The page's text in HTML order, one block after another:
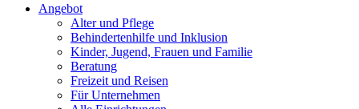
Angebot
Alter und Pflege
Behindertenhilfe und Inklusion
Kinder, Jugend, Frauen und Familie
Beratung
Freizeit und Reisen
Für Unternehmen